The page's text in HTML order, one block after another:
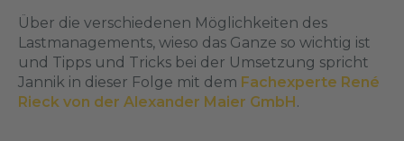
Über die verschiedenen Möglichkeiten des
Lastmanagements, wieso das Ganze so wichtig ist
und Tipps und Tricks bei der Umsetzung spricht
Jannik in dieser Folge mit dem Fachexperte René
Rieck von der Alexander Maier GmbH.